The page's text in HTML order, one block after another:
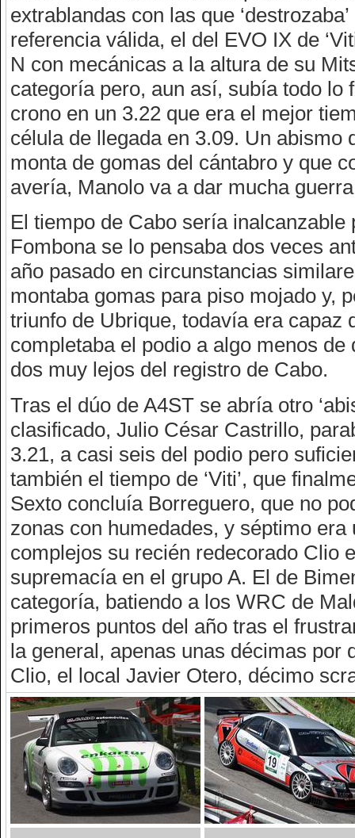
extrablandas con las que
referencia válida, el del EVO IX de
N con mecánicas a la altura de su
categoría pero, aun así, subía todo lo
crono en un 3.22 que era el mejor
célula de llegada en 3.09. Un abismo
monta de gomas del cántabro y que
avería, Manolo va a dar mucha
El tiempo de Cabo sería
Fombona se lo pensaba dos veces
año pasado en circunstancias
montaba gomas para piso mojado y,
triunfo de Ubrique, todavía era capaz
completaba el podio a algo menos
dos muy lejos del registro de Cabo.
Tras el dúo de A4ST se abría otro
clasificado, Julio César Castrillo,
3.21, a casi seis del podio pero
también el tiempo de ‘Viti’, que
Sexto concluía Borreguero, que no
zonas con humedades, y séptimo
complejos su recién redecorado Clio
supremacía en el grupo A. El de
categoría, batiendo a los WRC de
primeros puntos del año tras el
la general, apenas unas décimas por
Clio, el local Javier Otero, décimo